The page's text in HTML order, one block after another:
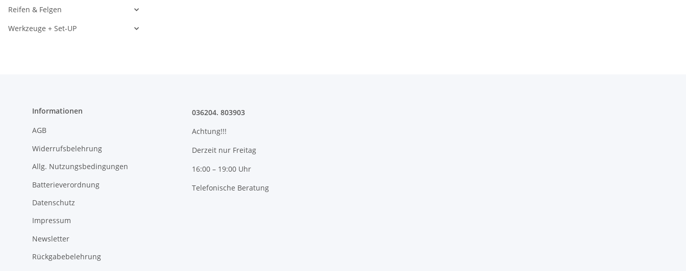
Reifen & Felgen
Werkzeuge + Set-UP
Informationen
AGB
Widerrufsbelehrung
Allg. Nutzungsbedingungen
Batterieverordnung
Datenschutz
Impressum
Newsletter
Rückgabebelehrung
036204. 803903
Achtung!!!
Derzeit nur Freitag
16:00 – 19:00 Uhr
Telefonische Beratung